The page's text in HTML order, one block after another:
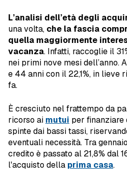
L’analisi dell’età degli
una volta, che la fascia
quella maggiormente
vacanza. Infatti, raccoglie il
nei primi nove mesi dell’anno.
e 44 anni con il 22,1%, in lieve
fa.
È cresciuto nel frattempo da
ricorso ai mutui per finanziare
spinte dai bassi tassi,
eventuali necessità. Tra
credito è passato al 21,8% dal
l'acquisto della prima casa.